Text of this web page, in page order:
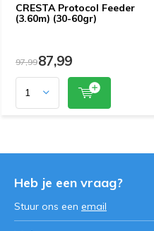
CRESTA Protocol Feeder
(3.60m) (30-60gr)
97,9987,99
Heb je een vraag?
Stuur ons een email